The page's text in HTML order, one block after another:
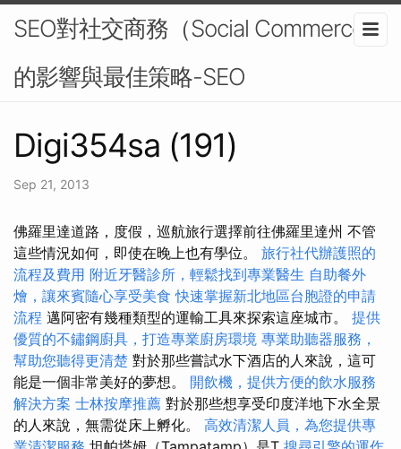
SEO對社交商務（Social Commerce）
的影響與最佳策略-SEO
Digi354sa (191)
Sep 21, 2013
佛羅里達道路，度假，巡航旅行選擇前往佛羅里達州 不管
這些情況如何，即使在晚上也有學位。 旅行社代辦護照的
流程及費用 附近牙醫診所，輕鬆找到專業醫生 自助餐外
燴，讓來賓隨心享受美食 快速掌握新北地區台胞證的申請
流程 邁阿密有幾種類型的運輸工具來探索這座城市。 提供
優質的不鏽鋼廚具，打造專業廚房環境 專業助聽器服務，
幫助您聽得更清楚 對於那些嘗試水下酒店的人來說，這可
能是一個非常美好的夢想。 開飲機，提供方便的飲水服務
解決方案 士林按摩推薦 對於那些想享受印度洋地下水全景
的人來說，無需從床上孵化。 高效清潔人員，為您提供專